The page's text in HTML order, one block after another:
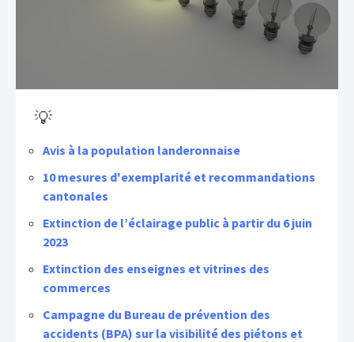
💡
Avis à la population landeronnaise
10 mesures d'exemplarité et recommandations
cantonales
Extinction de l’éclairage public à partir du 6 juin
2023
Extinction des enseignes et vitrines des
commerces
Campagne du Bureau de prévention des
accidents (BPA) sur la visibilité des piétons et